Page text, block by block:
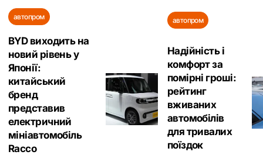
автопром
BYD виходить на
новий рівень у
Японії:
китайський
бренд
представив
електричний
мініавтомобіль
Racco
автопром
Надійність і
комфорт за
помірні гроші:
рейтинг
вживаних
автомобілів
для тривалих
поїздок